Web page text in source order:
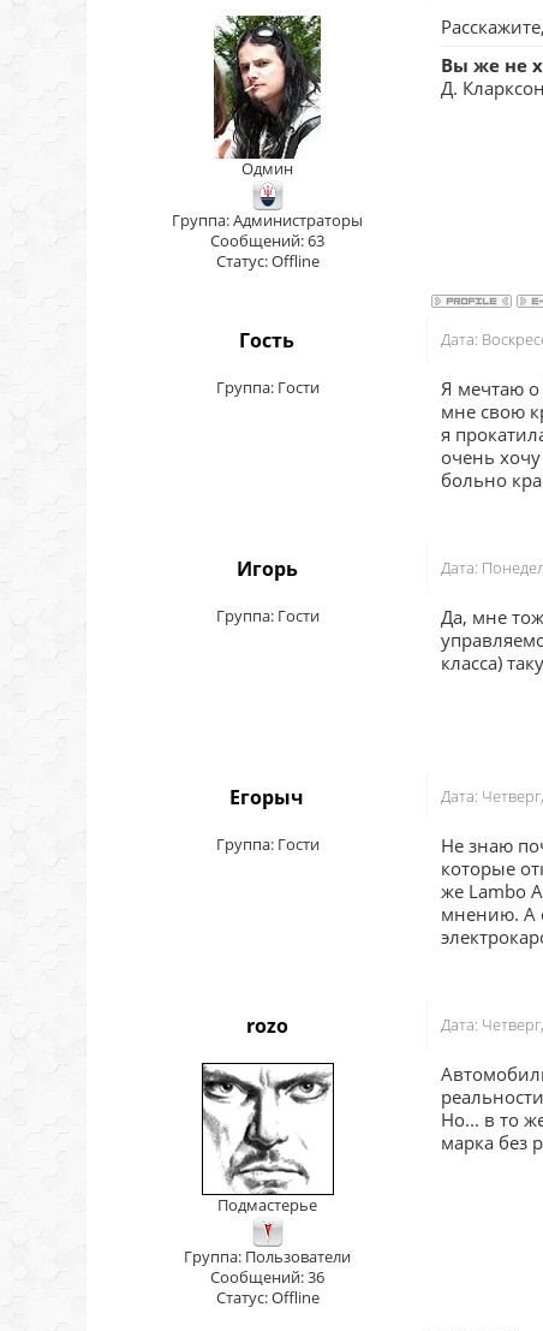
Одмин
Группа: Администраторы
Сообщений:63
Статус:Offline
Вы же не
Д. Кларксон
Гость Дата:
Группа: Гости
Я мечтаю о
мне свою
я
очень
больно
Игорь Дата:
Группа: Гости
Да, мне
класса)
Егорыч Дата:
Группа: Гости
Не знаю
которые
же Lambo
мнению. А
rozo Дата:
Подмастерье
Группа: Пользователи
Сообщений:36
Статус:Offline
Но... в то
марка без